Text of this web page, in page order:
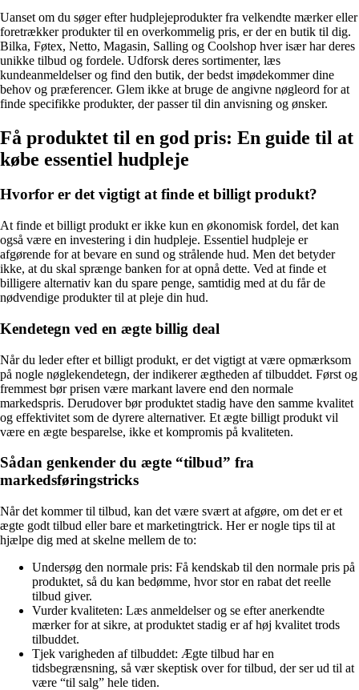
Uanset om du søger efter hudplejeprodukter fra velkendte mærker eller
foretrækker produkter til en overkommelig pris, er der en butik til dig.
Bilka, Føtex, Netto, Magasin, Salling og Coolshop hver især har deres
unikke tilbud og fordele. Udforsk deres sortimenter, læs
kundeanmeldelser og find den butik, der bedst imødekommer dine
behov og præferencer. Glem ikke at bruge de angivne nøgleord for at
finde specifikke produkter, der passer til din anvisning og ønsker.
Få produktet til en god pris: En guide til at
købe essentiel hudpleje
Hvorfor er det vigtigt at finde et billigt produkt?
At finde et billigt produkt er ikke kun en økonomisk fordel, det kan
også være en investering i din hudpleje. Essentiel hudpleje er
afgørende for at bevare en sund og strålende hud. Men det betyder
ikke, at du skal sprænge banken for at opnå dette. Ved at finde et
billigere alternativ kan du spare penge, samtidig med at du får de
nødvendige produkter til at pleje din hud.
Kendetegn ved en ægte billig deal
Når du leder efter et billigt produkt, er det vigtigt at være opmærksom
på nogle nøglekendetegn, der indikerer ægtheden af tilbuddet. Først og
fremmest bør prisen være markant lavere end den normale
markedspris. Derudover bør produktet stadig have den samme kvalitet
og effektivitet som de dyrere alternativer. Et ægte billigt produkt vil
være en ægte besparelse, ikke et kompromis på kvaliteten.
Sådan genkender du ægte “tilbud” fra
markedsføringstricks
Når det kommer til tilbud, kan det være svært at afgøre, om det er et
ægte godt tilbud eller bare et marketingtrick. Her er nogle tips til at
hjælpe dig med at skelne mellem de to:
Undersøg den normale pris: Få kendskab til den normale pris på
produktet, så du kan bedømme, hvor stor en rabat det reelle
tilbud giver.
Vurder kvaliteten: Læs anmeldelser og se efter anerkendte
mærker for at sikre, at produktet stadig er af høj kvalitet trods
tilbuddet.
Tjek varigheden af tilbuddet: Ægte tilbud har en
tidsbegrænsning, så vær skeptisk over for tilbud, der ser ud til at
være “til salg” hele tiden.